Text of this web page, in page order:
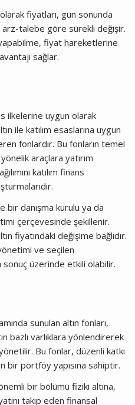
fiyatları, gün sonunda
arz-talebe göre sürekli değişir.
fiyat hareketlerine
sağlar.
ilkelerine uygun olarak
ile katılım esaslarına uygun
fonlardır. Bu fonların temel
araçlara yatırım
katılım finans
bir danışma kurulu ya da
çerçevesinde şekillenir.
fiyatındaki değişime bağlıdır.
ve seçilen
sonuç üzerinde etkili olabilir.
sunulan altın fonları,
bazlı varlıklara yönlendirerek
Bu fonlar, düzenli katkı
bir portföy yapısına sahiptir.
bir bölümü fiziki altına,
takip eden finansal